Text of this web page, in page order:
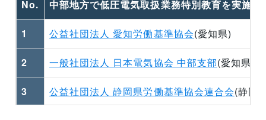
No. 中部地方で低圧電気取扱業務特別教育を実施す
1 公益社団法人 愛知労働基準協会(愛知県)
2 一般社団法人 日本電気協会 中部支部(愛知県)
3 公益社団法人 静岡県労働基準協会連合会(静岡